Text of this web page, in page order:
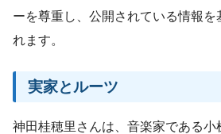
ーを尊重し、公開されている情報を
れます。
実家とルーツ
神田桂穂里さんは、音楽家である小